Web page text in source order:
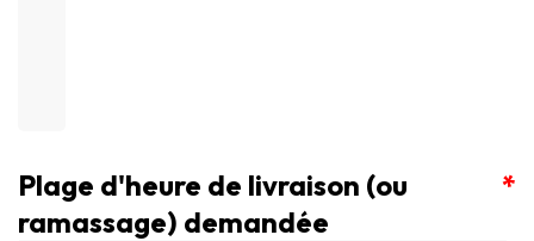
*
Plage d'heure de livraison (ou
ramassage) demandée